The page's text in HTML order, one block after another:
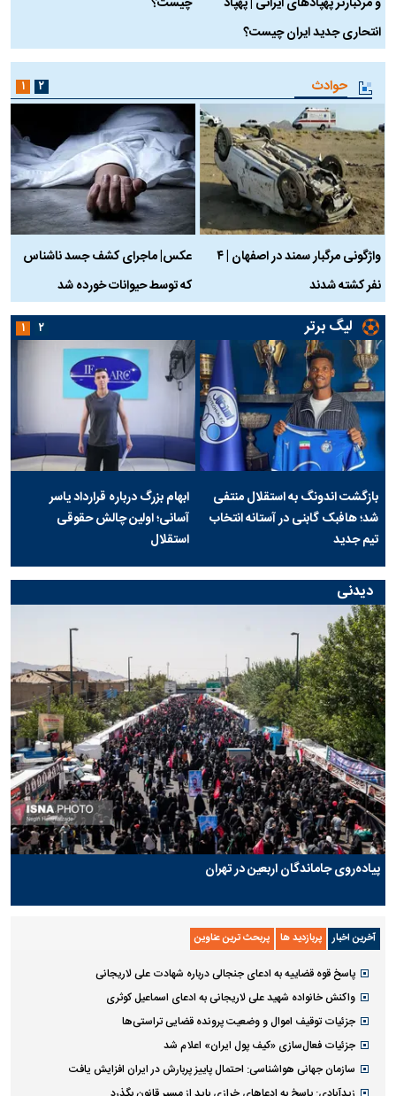
انتحاری جدید ایران چیست؟
حوادث
واژگونی مرگبار سمند در اصفهان | ۴
نفر کشته شدند
عکس| ماجرای کشف جسد ناشناس
که توسط حیوانات خورده شد
۱ ۲
لیگ برتر
بازگشت اندونگ به استقلال منتفی
شد؛ هافبک گابنی در آستانه انتخاب
تیم جدید
ابهام بزرگ درباره قرارداد یاسر
آسانی؛ اولین چالش حقوقی
استقلال
۱ ۲
دیدنی
پیاده‌روی جاماندگان اربعین در تهران
آخرین اخبار پربازدید ها پربحث ترین عناوین
پاسخ قوه قضاییه به ادعای جنجالی درباره شهادت علی لاریجانی
واکنش خانواده شهید علی لاریجانی به ادعای اسماعیل کوثری
جزئیات توقیف اموال و وضعیت پرونده قضایی تراستی‌ها
جزئیات فعال‌سازی «کیف پول ایران» اعلام شد
سازمان جهانی هواشناسی: احتمال پاییز پربارش در ایران افزایش یافت